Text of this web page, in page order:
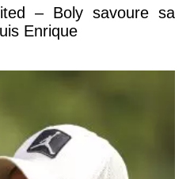
– Boly savoure sa
Enrique